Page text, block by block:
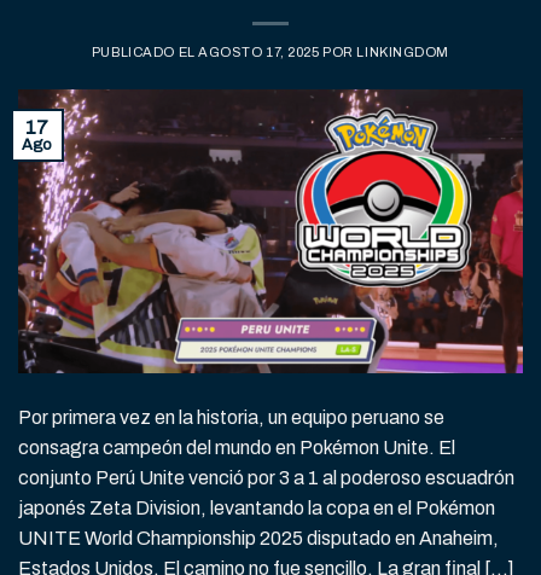
PUBLICADO ELAGOSTO 17, 2025 POR LINKINGDOM
17
Ago
Por primera vez en la historia, un equipo peruano se
consagra campeón del mundo en Pokémon Unite. El
conjunto Perú Unite venció por 3 a 1 al poderoso escuadrón
japonés Zeta Division, levantando la copa en el Pokémon
UNITE World Championship 2025 disputado en Anaheim,
Estados Unidos. El camino no fue sencillo. La gran final […]